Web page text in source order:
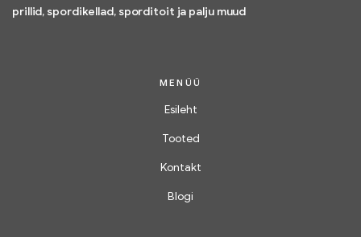
prillid, spordikellad, sporditoit ja palju muud
MENÜÜ
Esileht
Tooted
Kontakt
Blogi